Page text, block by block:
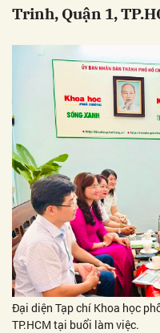
Trinh, Quận 1,
Đại diện Tạp chí Khoa học
TP.HCM tại buổi làm việc.